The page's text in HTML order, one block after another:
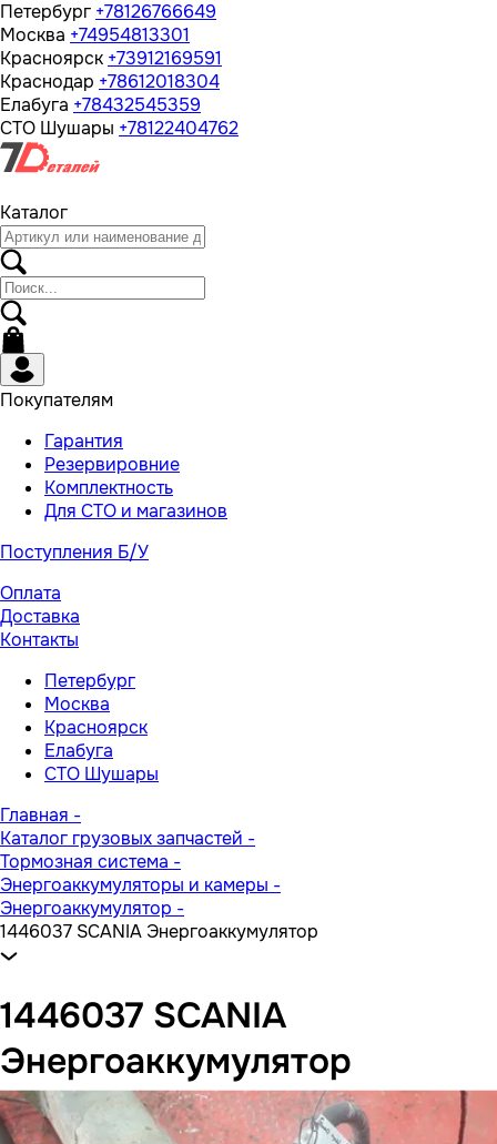
Петербург +78126766649
Москва +74954813301
Красноярск +73912169591
Краснодар +78612018304
Елабуга +78432545359
СТО Шушары +78122404762
Каталог
Покупателям
Гарантия
Резервировние
Комплектность
Для СТО и магазинов
Поступления Б/У
Оплата
Доставка
Контакты
Петербург
Москва
Красноярск
Елабуга
СТО Шушары
Главная -
Каталог грузовых запчастей -
Тормозная система -
Энергоаккумуляторы и камеры -
Энергоаккумулятор -
1446037 SCANIA Энергоаккумулятор
1446037 SCANIA
Энергоаккумулятор